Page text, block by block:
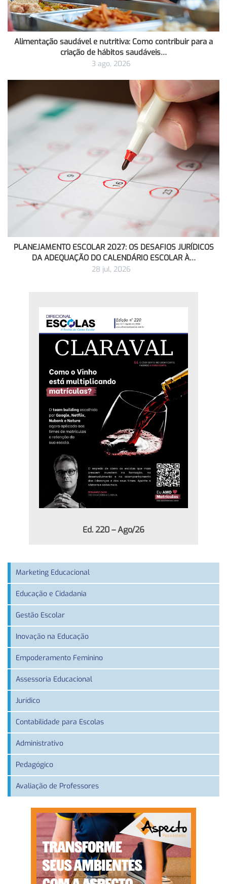
Alimentação saudável e nutritiva: Como contribuir para a
criação de hábitos saudáveis…
3 ago, 2026
PLANEJAMENTO ESCOLAR 2027: OS DESAFIOS JURÍDICOS
DA ADEQUAÇÃO DO CALENDÁRIO ESCOLAR À…
28 jul, 2026
Ed. 220 – Ago/26
Marketing Educacional
Educação e Cidadania
Gestão Escolar
Inovação na Educação
Empoderamento Feminino
Assessoria Educacional
Jurídico
Contabilidade para Escolas
Administrativo
Pedagógico
Avaliação de Professores